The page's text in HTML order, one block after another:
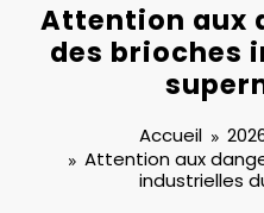
Attention aux
des brioches
Accueil
Attention aux
industrielles